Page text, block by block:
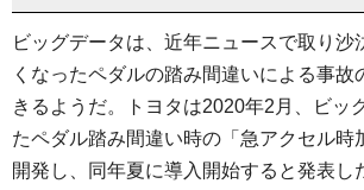
ビッグデータは、近年ニュースで取り沙
くなったペダルの踏み間違いによる事故
きるようだ。トヨタは2020年2月、ビッ
たペダル踏み間違い時の「急アクセル時
開発し、同年夏に導入開始すると発表し